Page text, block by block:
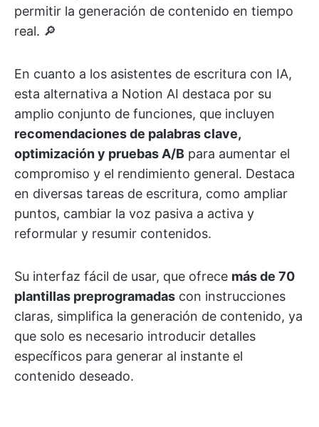
permitir la generación de contenido en tiempo
real. 🔎
En cuanto a los asistentes de escritura con IA,
esta alternativa a Notion AI destaca por su
amplio conjunto de funciones, que incluyen
recomendaciones de palabras clave,
optimización y pruebas A/B para aumentar el
compromiso y el rendimiento general. Destaca
en diversas tareas de escritura, como ampliar
puntos, cambiar la voz pasiva a activa y
reformular y resumir contenidos.
Su interfaz fácil de usar, que ofrece más de 70
plantillas preprogramadas con instrucciones
claras, simplifica la generación de contenido, ya
que solo es necesario introducir detalles
específicos para generar al instante el
contenido deseado.